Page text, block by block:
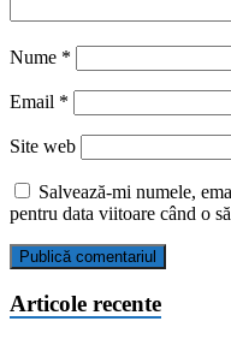
Nume *
Email *
Site web
Salvează-mi numele,
pentru data viitoare când o
Articole recente